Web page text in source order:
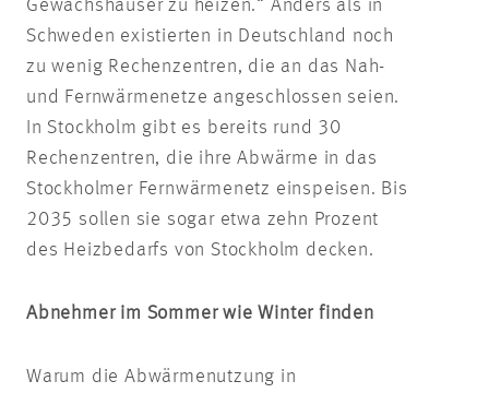
Gewächshäuser zu heizen.“ Anders als in
Schweden existierten in Deutschland noch
zu wenig Rechenzentren, die an das Nah-
und Fernwärmenetze angeschlossen seien.
In Stockholm gibt es bereits rund 30
Rechenzentren, die ihre Abwärme in das
Stockholmer Fernwärmenetz einspeisen. Bis
2035 sollen sie sogar etwa zehn Prozent
des Heizbedarfs von Stockholm decken.
Abnehmer im Sommer wie Winter finden
Warum die Abwärmenutzung in